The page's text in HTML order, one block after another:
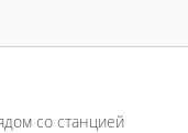
со станцией